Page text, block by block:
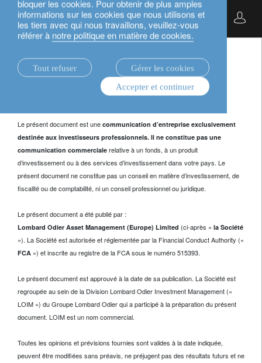
bloquer les cookies. Pour obtenir de plus amples
informations sur les cookies que nous utilisons et
les tiers avec qui nous travaillons, veuillez-vous
référer à notre politique en matière de cookies.
Tout refuser
Gérer les cookies
Accepter et continuer
Français
informations importantes.
Réservé aux investisseurs professionnels.
communication d’entrepriseet est
exclusivement destiné aux investisseurs professionnels.
Le présent document est une communication d’entreprise exclusivement
destinée aux investisseurs professionnels. Il ne constitue pas une
communication commerciale relative à un fonds, à un produit
d’investissement ou à des services d’investissement dans votre pays. Le
présent document ne constitue pas un conseil en matière d’investissement, de
fiscalité ou de comptabilité, ni un conseil professionnel ou juridique.
Le présent document a été publié par :
Lombard Odier Asset Management (Europe) Limited (ci-après « la Société
»). La Société est autorisée et réglementée par la Financial Conduct Authority («
FCA ») et inscrite au registre de la FCA sous le numéro 515393.
Le présent document est approuvé à la date de sa publication. La Société est
regroupée au sein de la Division Lombard Odier Investment Management («
LOIM ») du Groupe Lombard Odier qui a participé à la préparation du présent
document. LOIM est un nom commercial.
Toutes les opinions et prévisions fournies sont valides à la date indiquée,
peuvent être modifiées sans préavis, ne préjugent pas des résultats futurs et ne